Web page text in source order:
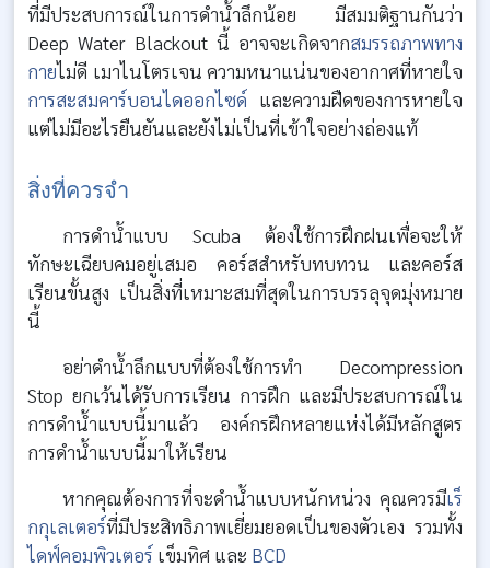
ที่มีประสบการณ์ในการดำน้ำลึกน้อย มีสมมติฐานกันว่า
Deep Water Blackout นี้ อาจจะเกิดจากสมรรถภาพทาง
กายไม่ดี เมาไนโตรเจน ความหนาแน่นของอากาศที่หายใจ
การสะสมคาร์บอนไดออกไซด์ และความฝืดของการหายใจ
แต่ไม่มีอะไรยืนยันและยังไม่เป็นที่เข้าใจอย่างถ่องแท้
สิ่งที่ควรจำ
การดำน้ำแบบ Scuba ต้องใช้การฝึกฝนเพื่อจะให้
ทักษะเฉียบคมอยู่เสมอ คอร์สสำหรับทบทวน และคอร์ส
เรียนขั้นสูง เป็นสิ่งที่เหมาะสมที่สุดในการบรรลุจุดมุ่งหมาย
นี้
อย่าดำน้ำลึกแบบที่ต้องใช้การทำ Decompression
Stop ยกเว้นได้รับการเรียน การฝึก และมีประสบการณ์ใน
การดำน้ำแบบนี้มาแล้ว องค์กรฝึกหลายแห่งได้มีหลักสูตร
การดำน้ำแบบนี้มาให้เรียน
หากคุณต้องการที่จะดำน้ำแบบหนักหน่วง คุณควรมีเร็
กกุเลเตอร์ที่มีประสิทธิภาพเยี่ยมยอดเป็นของตัวเอง รวมทั้ง
ไดฟ์คอมพิวเตอร์ เข็มทิศ และ BCD